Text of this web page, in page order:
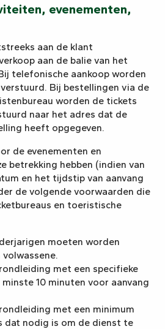
evenementen,
aan de klant
aan de balie van het
telefonische aankoop worden
Bij bestellingen via de
worden de tickets
naar het adres dat de
heeft opgegeven.
de evenementen en
betrekking hebben (indien van
en het tijdstip van aanvang
de volgende voorwaarden die
en toeristische
moeten worden
met een specifieke
10 minuten voor aanvang
met een minimum
dat nodig is om de dienst te